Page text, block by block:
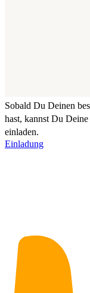
Sobald Du Deinen
hast, kannst Du
einladen.
Einladung